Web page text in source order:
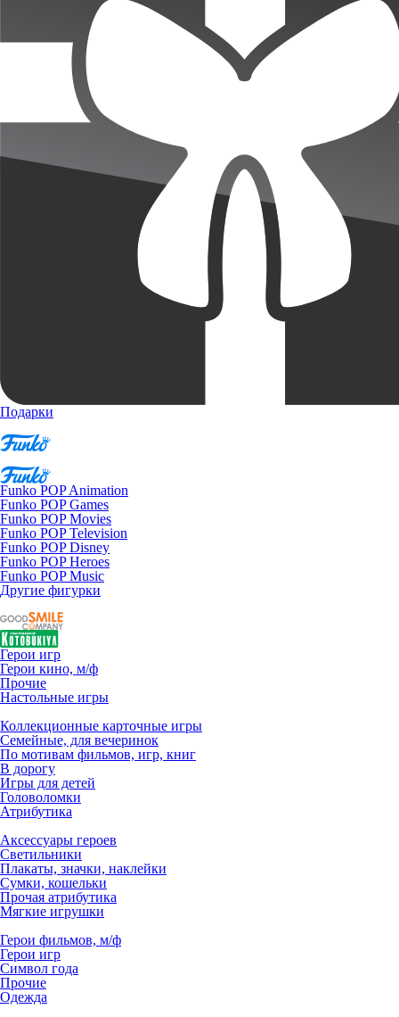
Подарки
Funko POP Animation
Funko POP Games
Funko POP Movies
Funko POP Television
Funko POP Disney
Funko POP Heroes
Funko POP Music
Другие фигурки
Герои игр
Герои кино, м/ф
Прочие
Настольные игры
Коллекционные карточные игры
Семейные, для вечеринок
По мотивам фильмов, игр, книг
В дорогу
Игры для детей
Головоломки
Атрибутика
Аксессуары героев
Светильники
Плакаты, значки, наклейки
Сумки, кошельки
Прочая атрибутика
Мягкие игрушки
Герои фильмов, м/ф
Герои игр
Символ года
Прочие
Одежда